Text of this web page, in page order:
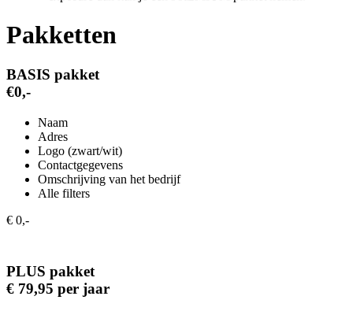
Pakketten
BASIS pakket
€0,-
Naam
Adres
Logo (zwart/wit)
Contactgegevens
Omschrijving van het bedrijf
Alle filters
€ 0,-
PLUS pakket
€ 79,95 per jaar